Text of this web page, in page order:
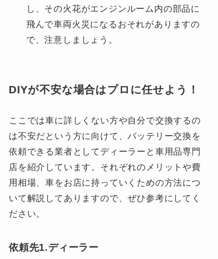
し、その火花がエンジンルーム内の部品に
飛んで車両火災になるおそれがありますの
で、注意しましょう。
DIYが不安な場合はプロに任せよう！
ここでは車に詳しくない方や自分で交換するの
は不安だという方に向けて、バッテリー交換を
依頼できる業者としてディーラーと車用品専門
店を紹介しています。それぞれのメリットや費
用相場、車をお店に持っていくための方法につ
いて解説してありますので、ぜひ参考にしてく
ださい。
依頼先1.ディーラー